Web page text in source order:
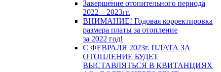
Завершение отопительного периода
2022 – 2023гг.
ВНИМАНИЕ! Годовая корректировка
размера платы за отопление
за 2022 год!
С ФЕВРАЛЯ 2023г. ПЛАТА ЗА
ОТОПЛЕНИЕ БУДЕТ
ВЫСТАВЛЯТЬСЯ В КВИТАНЦИЯХ